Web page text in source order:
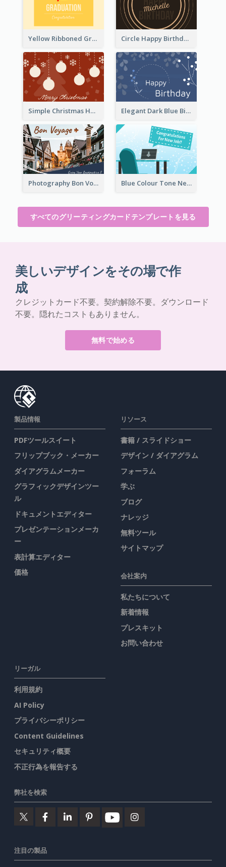
Yellow Ribboned Graduation Celebration Card Circle Happy Birthday Greeting Card
Simple Christmas Holiday Greeting Card Elegant Dark Blue Birthday Card
Photography Bon Voyage Card For Backpacker Blue Colour Tone New Job Greeting Card
すべてのグリーティングカードテンプレートを見る
美しいデザインをその場で作
成
クレジットカード不要。契約解除不要。ダウンロード
不要。隠れたコストもありません。
無料で始める
製品情報
PDFツールスイート
フリップブック・メーカー
ダイアグラムメーカー
グラフィックデザインツー
ル
ドキュメントエディター
プレゼンテーションメーカ
ー
表計算エディター
価格
リソース
書籍 / スライドショー
デザイン / ダイアグラム
フォーラム
学ぶ
ブログ
ナレッジ
無料ツール
サイトマップ
会社案内
私たちについて
新着情報
プレスキット
お問い合わせ
リーガル
利用規約
AI Policy
プライバシーポリシー
Content Guidelines
セキュリティ概要
不正行為を報告する
弊社を検索
注目の製品